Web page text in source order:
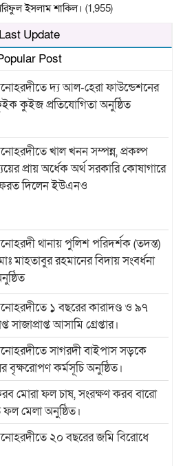
ইসলাম শাকিল। (1,955)
Last Update
Post
দ্য আল-হেরা ফাউন্ডেশনের
কুইজ প্রতিযোগিতা অনুষ্ঠিত
খাল খনন সম্পন্ন, প্রকল্প
প্রায় অর্ধেক অর্থ সরকারি কোষাগারে
দিলেন ইউএনও
থানায় পুলিশ পরিদর্শক (তদন্ত)
মাহতাবুর রহমানের বিদায় সংবর্ধনা
১ বছরের কারাদণ্ড ও ৯৭
সাজাপ্রাপ্ত আসামি গ্রেপ্তার।
সাগরদী বাইপাস সড়কে
বৃক্ষরোপণ কর্মসূচি অনুষ্ঠিত।
মোরা ফল চাষ, সংরক্ষণ করব বারো
ফল মেলা অনুষ্ঠিত।
২০ বছরের জমি বিরোধে